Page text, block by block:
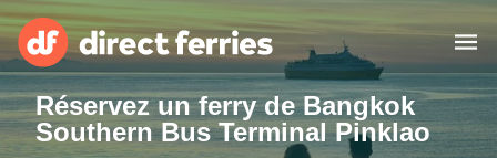
Compagnies de ferry
Réservez un ferry de Bangkok
Southern Bus Terminal Pinklao